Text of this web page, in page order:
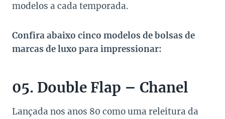
modelos a cada temporada.
Confira abaixo cinco modelos de bolsas de
marcas de luxo para impressionar:
05. Double Flap – Chanel
Lançada nos anos 80 como uma releitura da